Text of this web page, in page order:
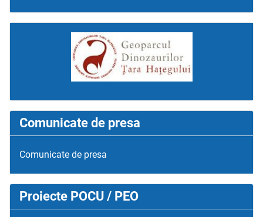
Comunicate de presa
Comunicate de presa
Proiecte POCU / PEO